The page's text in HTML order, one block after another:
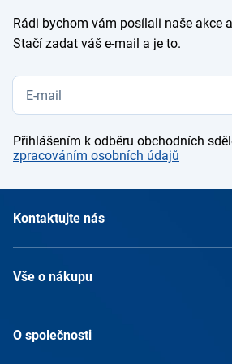
Rádi bychom vám posílali naše akce
Stačí zadat váš e-mail a je to.
Přihlášením k odběru obchodních
zpracováním osobních údajů
Kontaktujte nás
Vše o nákupu
O společnosti